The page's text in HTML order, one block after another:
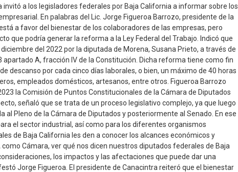
a los legisladores federales por Baja California a informar sobre los
En palabras del Lic. Jorge Figueroa Barrozo, presidente de la
a favor del bienestar de los colaboradores de las empresas, pero
que podría generar la reforma a la Ley Federal del Trabajo. Indicó que
del 2022 por la diputada de Morena, Susana Prieto, a través de
apartado A, fracción IV de la Constitución. Dicha reforma tiene como fin
descanso por cada cinco días laborales, o bien, un máximo de 40 horas
empleados domésticos, artesanos, entre otros. Figueroa Barrozo
la Comisión de Puntos Constitucionales de la Cámara de Diputados
señaló que se trata de un proceso legislativo complejo, ya que luego
al Pleno de la Cámara de Diputados y posteriormente al Senado. En ese
el sector industrial, así como para los diferentes organismos
de Baja California les den a conocer los alcances económicos y
Cámara, ver qué nos dicen nuestros diputados federales de Baja
los impactos y las afectaciones que puede dar una
Jorge Figueroa. El presidente de Canacintra reiteró que el bienestar